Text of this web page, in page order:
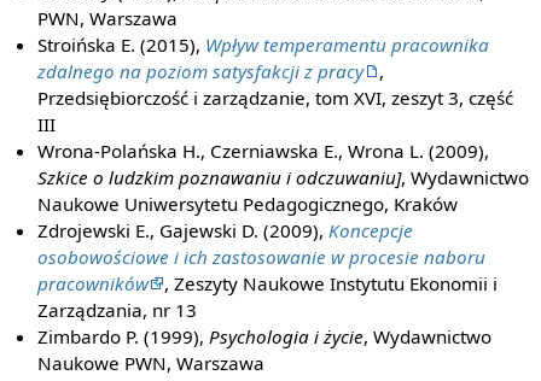
PWN, Warszawa
Stroińska E. (2015), Wpływ temperamentu pracownika
zdalnego na poziom satysfakcji z pracy
,
Przedsiębiorczość i zarządzanie, tom XVI, zeszyt 3, część
III
Wrona-Polańska H., Czerniawska E., Wrona L. (2009),
Szkice o ludzkim poznawaniu i odczuwaniu], Wydawnictwo
Naukowe Uniwersytetu Pedagogicznego, Kraków
Zdrojewski E., Gajewski D. (2009),Koncepcje
osobowościowe i ich zastosowanie w procesie naboru
pracowników
, Zeszyty Naukowe Instytutu Ekonomii i
Zarządzania, nr 13
Zimbardo P. (1999),Psychologia i życie, Wydawnictwo
Naukowe PWN, Warszawa